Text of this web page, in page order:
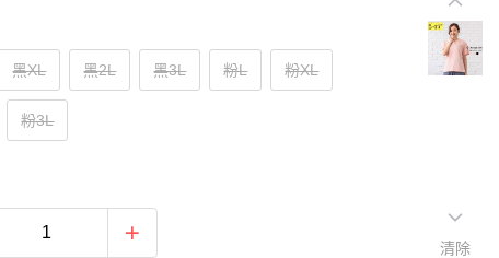
黑XL 黑2L 黑3L 粉L 粉XL
粉3L
清除